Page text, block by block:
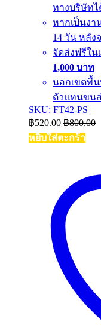
ทางบริษัท
หากเป็นงา
14 วัน หลัง
จัดส่งฟรีใ
1,000 บาท
นอกเขตพื้
ตัวแทนขน
SKU: FT42-PS
฿520.00 ฿800.00
หยิบใส่ตะกร้า